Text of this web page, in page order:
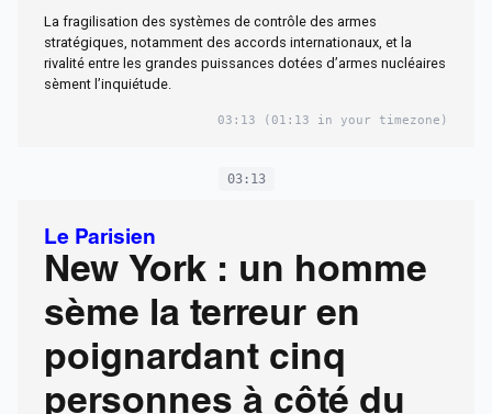
La fragilisation des systèmes de contrôle des armes
stratégiques, notamment des accords internationaux, et la
rivalité entre les grandes puissances dotées d’armes nucléaires
sèment l’inquiétude.
03:13 (01:13 in your timezone)
03:13
Le Parisien
New York : un homme
sème la terreur en
poignardant cinq
personnes à côté du